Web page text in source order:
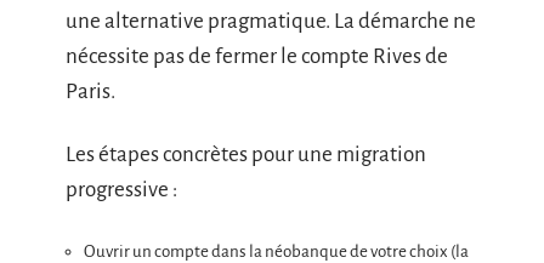
une alternative pragmatique. La démarche ne
nécessite pas de fermer le compte Rives de
Paris.
Les étapes concrètes pour une migration
progressive :
Ouvrir un compte dans la néobanque de votre choix (la